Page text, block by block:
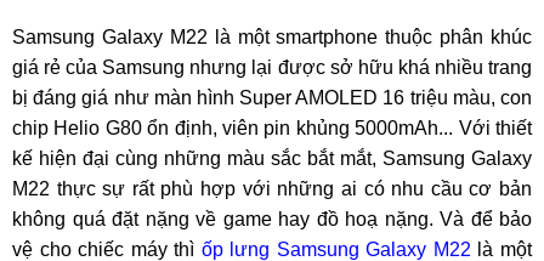
Samsung Galaxy M22 là một smartphone thuộc phân khúc
giá rẻ của Samsung nhưng lại được sở hữu khá nhiều trang
bị đáng giá như màn hình Super AMOLED 16 triệu màu, con
chip Helio G80 ổn định, viên pin khủng 5000mAh... Với thiết
kế hiện đại cùng những màu sắc bắt mắt, Samsung Galaxy
M22 thực sự rất phù hợp với những ai có nhu cầu cơ bản
không quá đặt nặng về game hay đồ hoạ nặng. Và để bảo
vệ cho chiếc máy thì ốp lưng Samsung Galaxy M22 là một